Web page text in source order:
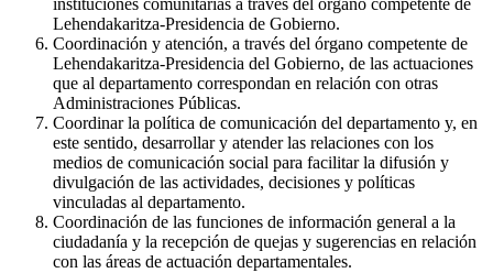
instituciones comunitarias a través del órgano competente de
Lehendakaritza-Presidencia de Gobierno.
Coordinación y atención, a través del órgano competente de
Lehendakaritza-Presidencia del Gobierno, de las actuaciones
que al departamento correspondan en relación con otras
Administraciones Públicas.
Coordinar la política de comunicación del departamento y, en
este sentido, desarrollar y atender las relaciones con los
medios de comunicación social para facilitar la difusión y
divulgación de las actividades, decisiones y políticas
vinculadas al departamento.
Coordinación de las funciones de información general a la
ciudadanía y la recepción de quejas y sugerencias en relación
con las áreas de actuación departamentales.